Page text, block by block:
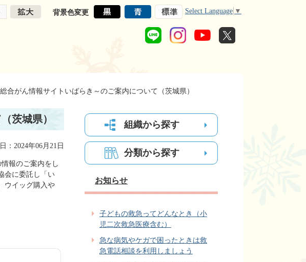
背景色変更 Select Language ▼
合がん情報サイトいばらき～のご案内について（茨城県）
茨城県）
：2024年06月21日
報のご案内をし
会に委託し「い
ウイッグ購入や
組織から探す
分類から探す
お知らせ
子どもの救急ってどんなとき（小
児二次救急医療含む）
急な病気やケガで困ったときは救
急電話相談を利用しましょう